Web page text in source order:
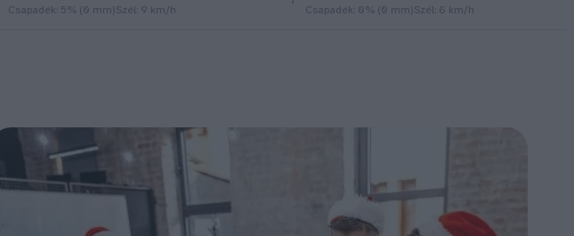
Csapadék: 5% (0 mm)Szél: 9 km/h
Csapadék: 0% (0 mm)Szél: 6 km/h